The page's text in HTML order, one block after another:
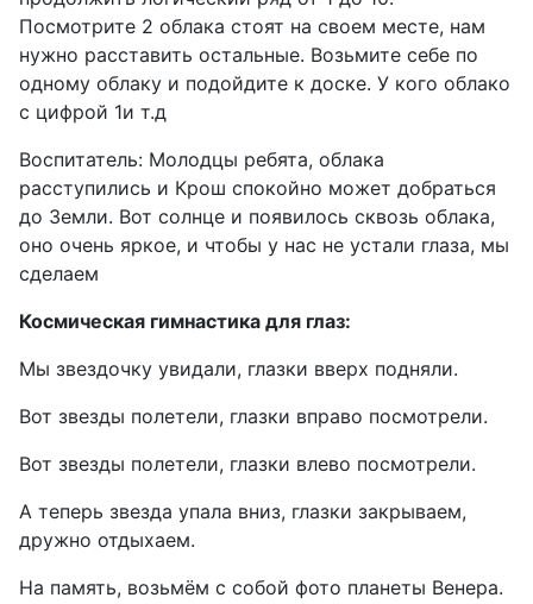
Посмотрите 2 облака стоят на своем месте, нам
нужно расставить остальные. Возьмите себе по
одному облаку и подойдите к доске. У кого облако
с цифрой 1и т.д
Воспитатель: Молодцы ребята, облака
расступились и Крош спокойно может добраться
до Земли. Вот солнце и появилось сквозь облака,
оно очень яркое, и чтобы у нас не устали глаза, мы
сделаем
Космическая гимнастика для глаз:
Мы звездочку увидали, глазки вверх подняли.
Вот звезды полетели, глазки вправо посмотрели.
Вот звезды полетели, глазки влево посмотрели.
А теперь звезда упала вниз, глазки закрываем,
дружно отдыхаем.
На память, возьмём с собой фото планеты Венера.